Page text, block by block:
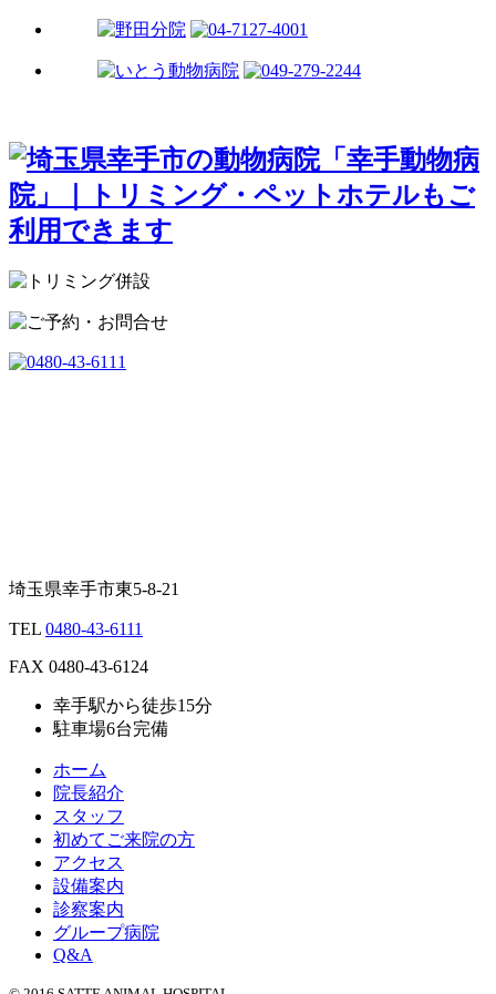
埼玉県幸手市東5-8-21
TEL 0480-43-6111
FAX 0480-43-6124
幸手駅から徒歩15分
駐車場6台完備
ホーム
院長紹介
スタッフ
初めてご来院の方
アクセス
設備案内
診察案内
グループ病院
Q&A